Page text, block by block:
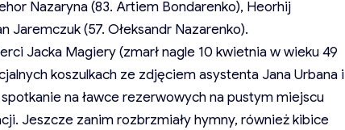
Nazaryna (83. Artiem Bondarenko), Heorhij
Jaremczuk (57. Ołeksandr Nazarenko).
Jacka Magiery (zmarł nagle 10 kwietnia w wieku 49
koszulkach ze zdjęciem asystenta Jana Urbana i
na ławce rezerwowych na pustym miejscu
Jeszcze zanim rozbrzmiały hymny, również kibice